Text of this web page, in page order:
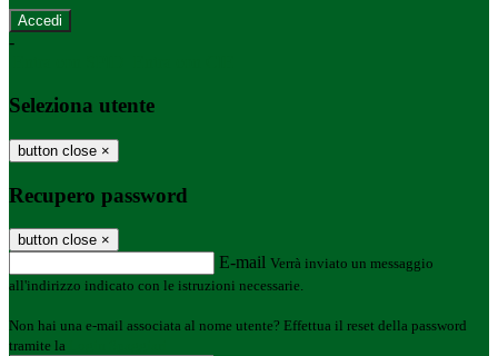
-
Seleziona utente
button close ×
Recupero password
button close ×
E-mail Verrà inviato un messaggio
all'indirizzo indicato con le istruzioni necessarie.
Non hai una e-mail associata al nome utente? Effettua il reset della password
tramite la